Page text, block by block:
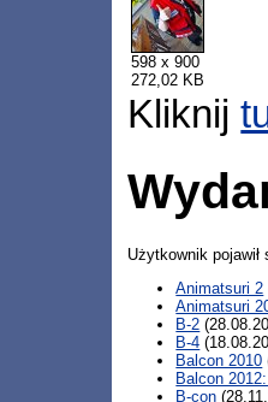
598 x 900
272,02 KB
Kliknij
Użytkownik
Animatsuri 2
Animatsuri
B-2
B-4
Balcon 2010
Balcon
B-con